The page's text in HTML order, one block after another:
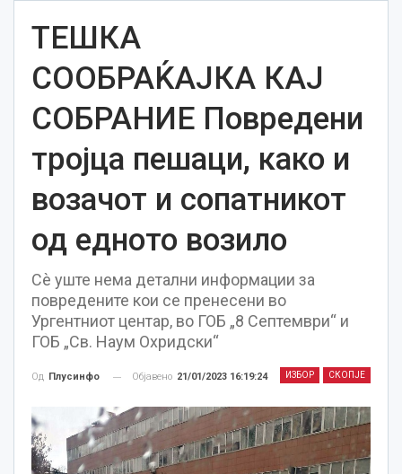
ТЕШКА
СООБРАЌАЈКА КАЈ
СОБРАНИЕ Повредени
тројца пешаци, како и
возачот и сопатникот
од едното возило
Сѐ уште нема детални информации за
повредените кои се пренесени во
Ургентниот центар, во ГОБ „8 Септември“ и
ГОБ „Св. Наум Охридски“
ИЗБОР СКОПЈЕ
Од Плусинфо Објавено 21/01/2023 16:19:24